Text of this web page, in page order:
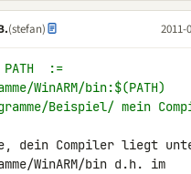
(stefan) 2011-
:=
WinARM/bin:$(PATH)
Beispiel/ mein
dein Compiler liegt
WinARM/bin d.h. im